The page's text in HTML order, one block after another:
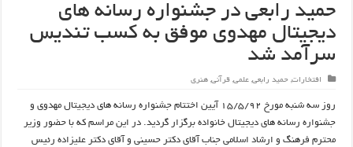
حمید رابعی در جشنواره رسانه های
دیجیتال مهدوی موفق به کسب تندیس
سرآمد شد
افتخارات,حمید رابعی,علمی,قرآنی,هنری
روز سه شنبه مورخ ۱۵/۵/۹۲ آیین اختتام جشنواره رسانه های دیجیتال مهدوی و
جشنواره رسانه های دیجیتال خانواده برگزار گردید. در این مراسم که با حضور وزیر
محترم فرهنگ و ارشاد اسلامی جناب آقای دکتر حسینی و آقای دکتر علیزاده رئیس